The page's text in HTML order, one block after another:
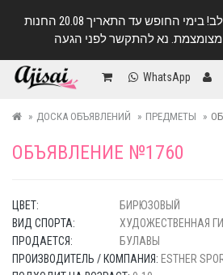
לקוחות נכבדים, שימו ♥️ לב! בימי החופש עד התאריך 20.08 החנות
WhatsApp
ДОСКА ОБЪЯВЛЕНИЙ ПРЕДМЕТЫ
ОБЪЯВЛЕНИЕ №1760
ЦВЕТ:
БИРЮЗОВЫЙ
ВИД СПОРТА:
ХУДОЖЕСТВЕННАЯ
ПРОДАЕТСЯ:
БУЛАВЫ
ПРОИЗВОДИТЕЛЬ / КОМПАНИЯ: ESTHER